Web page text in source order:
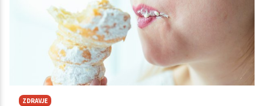
so miti o kofeinu?
ZDRAVJE